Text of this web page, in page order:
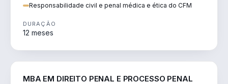
Responsabilidade civil e penal médica e ética do CFM
DURAÇÃO
12 meses
MBA EM DIREITO PENAL E PROCESSO PENAL